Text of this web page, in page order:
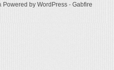
Powered by WordPress - Gabfire